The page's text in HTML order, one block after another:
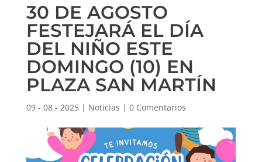
30 DE AGOSTO
FESTEJARÁ EL DÍA
DEL NIÑO ESTE
DOMINGO (10) EN
PLAZA SAN MARTÍN
09 - 08 - 2025| Noticias | 0 Comentarios